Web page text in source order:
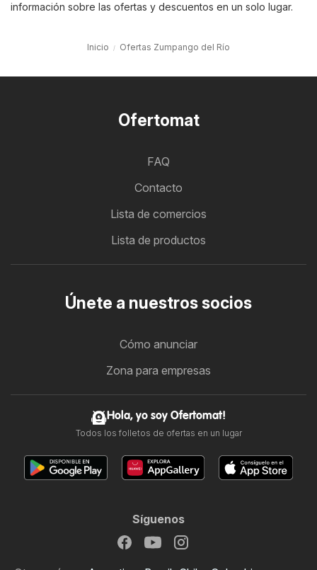
información sobre las ofertas y descuentos en un solo lugar.
Inicio Ofertas Zumpango del Río
Ofertomat
FAQ
Contacto
Lista de comercios
Lista de productos
Únete a nuestros socios
Cómo anunciar
Zona para empresas
Hola, yo soy Ofertomat!
Todos los folletos de ofertas en un lugar
Síguenos